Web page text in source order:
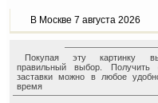
В Москве 7 августа 2026
Покупая эту картинку
правильный выбор. Получить
заставки можно в любое
время